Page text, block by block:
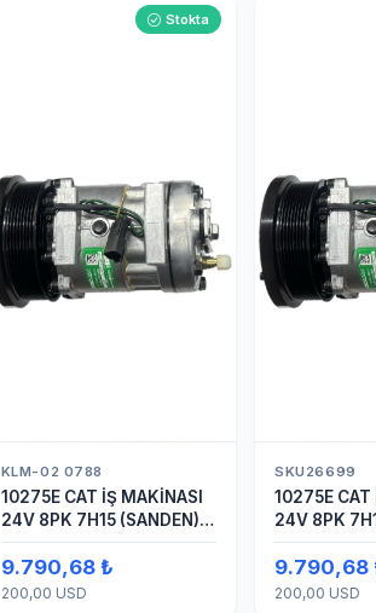
Stokta
KLM-02 0788
10275E CAT İŞ MAKİNASI
24V 8PK 7H15 (SANDEN)
BLOK
9.790,68 ₺
200,00 USD
SKU26699
10275E CAT
24V 8PK
BLOK
9.790,68
200,00 USD